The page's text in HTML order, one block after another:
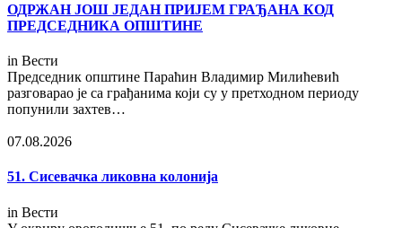
ОДРЖАН ЈОШ ЈЕДАН ПРИЈЕМ ГРАЂАНА КОД
ПРЕДСЕДНИКА ОПШТИНЕ
in Вести
Председник општине Параћин Владимир Милићевић
разговарао је са грађанима који су у претходном периоду
попунили захтев…
07.08.2026
51. Сисевачка ликовна колонија
in Вести